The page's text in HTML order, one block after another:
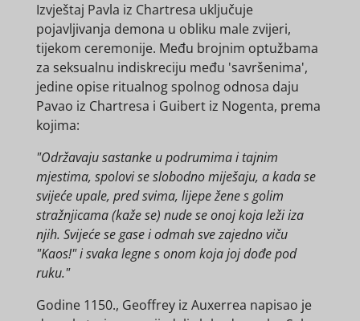
Izvještaj Pavla iz Chartresa uključuje
pojavljivanja demona u obliku male zvijeri,
tijekom ceremonije. Među brojnim optužbama
za seksualnu indiskreciju među 'savršenima',
jedine opise ritualnog spolnog odnosa daju
Pavao iz Chartresa i Guibert iz Nogenta, prema
kojima:
"Održavaju sastanke u podrumima i tajnim
mjestima, spolovi se slobodno miješaju, a kada se
svijeće upale, pred svima, lijepe žene s golim
stražnjicama (kaže se) nude se onoj koja leži iza
njih. Svijeće se gase i odmah sve zajedno viču
"Kaos!" i svaka legne s onom koja joj dođe pod
ruku."
Godine 1150., Geoffrey iz Auxerrea napisao je